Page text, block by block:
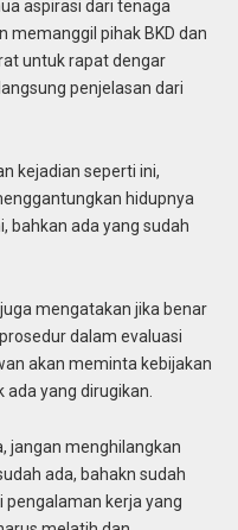
aspirasi dari tenaga
memanggil pihak BKD dan
untuk rapat dengar
penjelasan dari
kejadian seperti ini,
hidupnya
bahkan ada yang sudah
mengatakan jika benar
dalam evaluasi
akan meminta kebijakan
yang dirugikan.
jangan menghilangkan
ada, bahakn sudah
pengalaman kerja yang